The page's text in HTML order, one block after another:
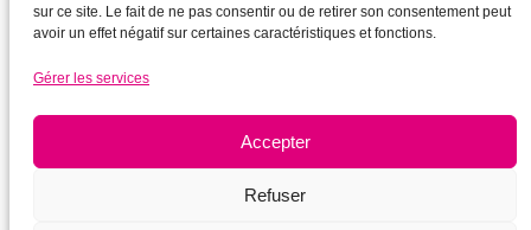
sur ce site. Le fait de ne pas consentir ou de retirer son consentement peut
avoir un effet négatif sur certaines caractéristiques et fonctions.
Gérer les services
Accepter
Refuser